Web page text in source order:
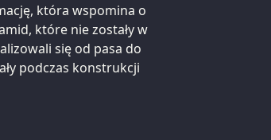
która wspomina o
które nie zostały w
się od pasa do
podczas konstrukcji